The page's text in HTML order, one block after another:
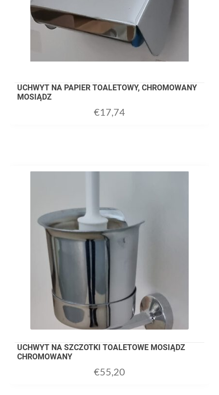
UCHWYT NA PAPIER TOALETOWY, CHROMOWANY
MOSIĄDZ
€17,74
UCHWYT NA SZCZOTKI TOALETOWE MOSIĄDZ
CHROMOWANY
€55,20